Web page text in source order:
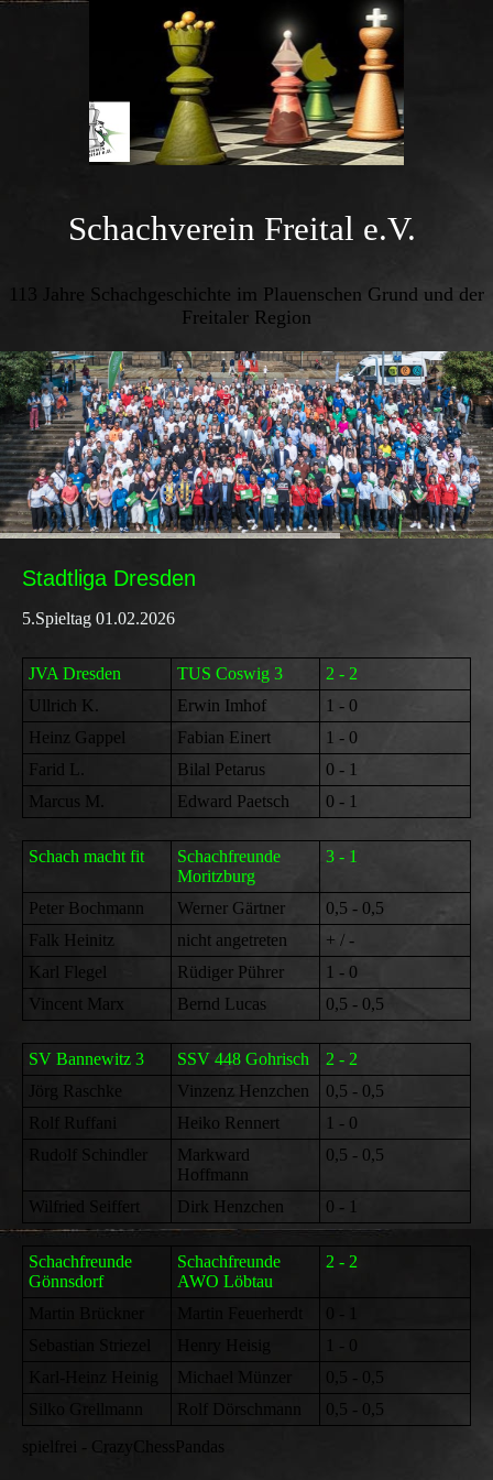
Schachverein Freital e.V.
113 Jahre Schachgeschichte im Plauenschen Grund und der
Freitaler Region
Stadtliga Dresden
5.Spieltag 01.02.2026
JVA Dresden TUS Coswig 3
2 - 2
Ullrich K.
Erwin Imhof
1 - 0
Heinz Gappel
Fabian Einert
1 - 0
Farid L.
Bilal Petarus
0 - 1
Marcus M.
Edward Paetsch 0 - 1
Schach macht fit
Schachfreunde
Moritzburg
3 - 1
Peter Bochmann Werner Gärtner
0,5 - 0,5
Falk Heinitz
nicht angetreten
+ / -
Karl Flegel
Rüdiger Pührer
1 - 0
Vincent Marx
Bernd Lucas 0,5 - 0,5
SV Bannewitz 3 SSV 448 Gohrisch
2 - 2
Jörg Raschke
Vinzenz Henzchen
0,5 - 0,5
Rolf Ruffani
Heiko Rennert
1 - 0
Rudolf Schindler
Markward
Hoffmann
0,5 - 0,5
Wilfried Seiffert Dirk Henzchen 0 - 1
Schachfreunde
Gönnsdorf
Schachfreunde
AWO Löbtau
2 - 2
1 - 0
Michael Münzer
0,5 - 0,5
Rolf Dörschmann
0,5 - 0,5
spielfrei - CrazyChessPandas